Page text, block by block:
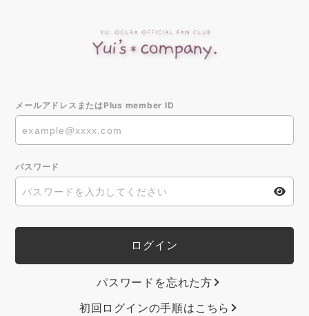
メールアドレスまたはPlus member ID
パスワード
パスワードを忘れた方
初回ログインの手順はこちら